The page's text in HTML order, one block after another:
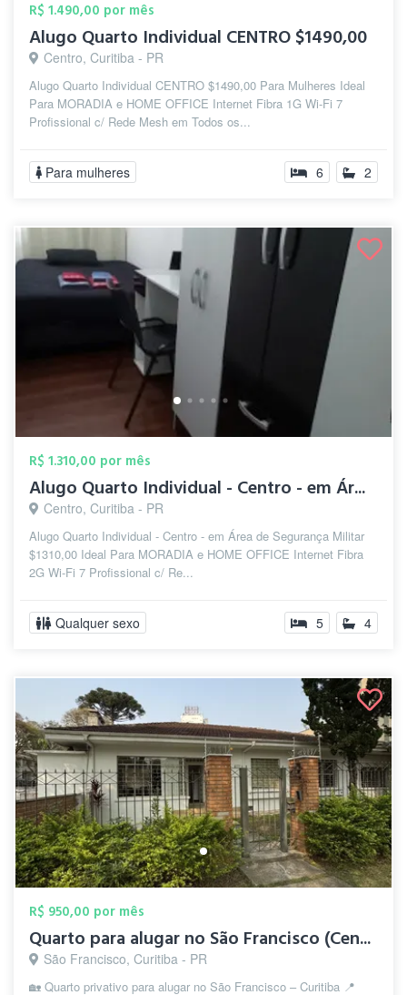
R$ 1.490,00 por mês
Alugo Quarto Individual CENTRO $1490,00
Centro, Curitiba - PR
Alugo Quarto Individual CENTRO $1490,00 Para Mulheres Ideal
Para MORADIA e HOME OFFICE Internet Fibra 1G Wi-Fi 7
Profissional c/ Rede Mesh em Todos os...
Para mulheres 6 2
R$ 1.310,00 por mês
Alugo Quarto Individual - Centro - em Ár...
Centro, Curitiba - PR
Alugo Quarto Individual - Centro - em Área de Segurança Militar
$1310,00 Ideal Para MORADIA e HOME OFFICE Internet Fibra
2G Wi-Fi 7 Profissional c/ Re...
Qualquer sexo 5 4
R$ 950,00 por mês
Quarto para alugar no São Francisco (Cen...
São Francisco, Curitiba - PR
🏡 Quarto privativo para alugar no São Francisco – Curitiba 📍